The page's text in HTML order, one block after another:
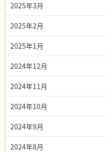
2025年3月
2025年2月
2025年1月
2024年12月
2024年11月
2024年10月
2024年9月
2024年8月